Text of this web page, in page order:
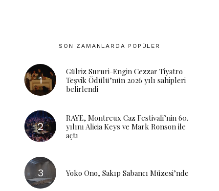
SON ZAMANLARDA POPÜLER
Gülriz Sururi-Engin Cezzar Tiyatro
Teşvik Ödülü’nün 2026 yılı sahipleri
belirlendi
RAYE, Montreux Caz Festivali’nin 60.
yılını Alicia Keys ve Mark Ronson ile
açtı
Yoko Ono, Sakıp Sabancı Müzesi’nde